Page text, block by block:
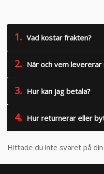
1. Vad kostar frakten?
2. När och vem
3. Hur kan jag betala?
4. Hur returnerar eller
Hittade du inte svaret på din